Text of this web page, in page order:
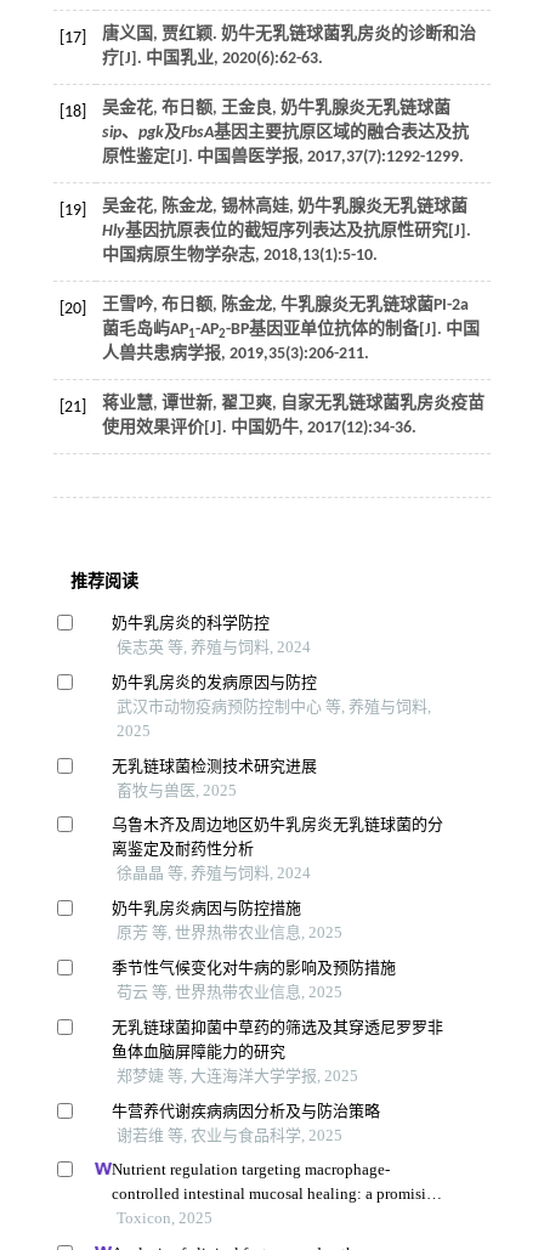
[17]
唐义国, 贾红颖. 奶牛无乳链球菌乳房炎的诊断和治
疗[J]. 中国乳业, 2020(6):62-63.
[18]
吴金花, 布日额, 王金良, 奶牛乳腺炎无乳链球菌
sip、 pgk及FbsA基因主要抗原区域的融合表达及抗
原性鉴定[J]. 中国兽医学报, 2017,37(7):1292-1299.
[19]
吴金花, 陈金龙, 锡林高娃, 奶牛乳腺炎无乳链球菌
Hly基因抗原表位的截短序列表达及抗原性研究[J].
中国病原生物学杂志, 2018,13(1):5-10.
[20]
王雪吟, 布日额, 陈金龙, 牛乳腺炎无乳链球菌PI-2a
菌毛岛屿AP1-AP2-BP基因亚单位抗体的制备[J]. 中国
人兽共患病学报, 2019,35(3):206-211.
[21]
蒋业慧, 谭世新, 翟卫爽, 自家无乳链球菌乳房炎疫苗
使用效果评价[J]. 中国奶牛, 2017(12):34-36.